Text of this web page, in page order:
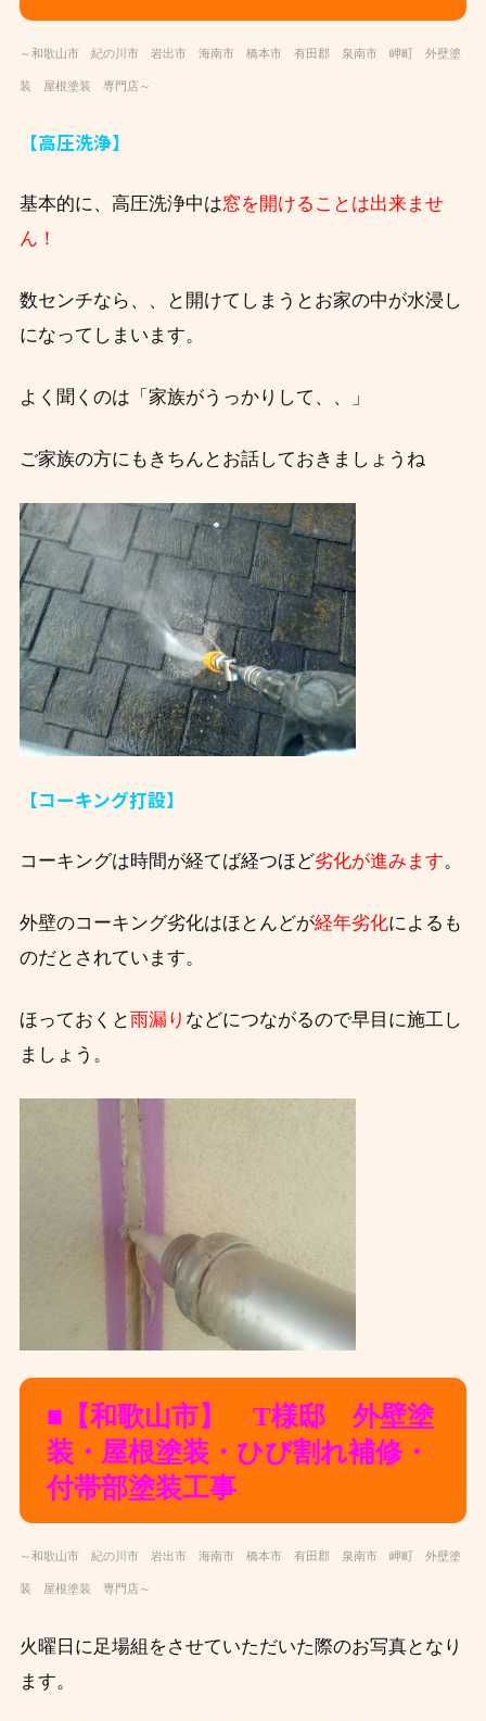
～和歌山市 紀の川市 岩出市 海南市 橋本市 有田郡 泉南市 岬町 外壁塗
装 屋根塗装 専門店～
【高圧洗浄】
基本的に、高圧洗浄中は窓を開けることは出来ませ
ん！
数センチなら、、と開けてしまうとお家の中が水浸し
になってしまいます。
よく聞くのは「家族がうっかりして、、」
ご家族の方にもきちんとお話しておきましょうね
【コーキング打設】
コーキングは時間が経てば経つほど劣化が進みます。
外壁のコーキング劣化はほとんどが経年劣化によるも
のだとされています。
ほっておくと雨漏り などにつながるので早目に施工し
ましょう。
■【和歌山市】 T様邸 外壁塗
装・屋根塗装・ひび割れ補修・
付帯部塗装工事
～和歌山市 紀の川市 岩出市 海南市 橋本市 有田郡 泉南市 岬町 外壁塗
装 屋根塗装 専門店～
火曜日に足場組をさせていただいた際のお写真となり
ます。